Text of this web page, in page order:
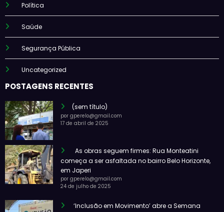
Política
Saúde
Segurança Pública
Uncategorized
POSTAGENS RECENTES
(sem título)
por gperelo@gmail.com
17 de abril de 2025
As obras seguem firmes: Rua Monteatini
começa a ser asfaltada no bairro Belo Horizonte,
em Japeri
por gperelo@gmail.com
24 de julho de 2025
‘Inclusão em Movimento’ abre a Semana